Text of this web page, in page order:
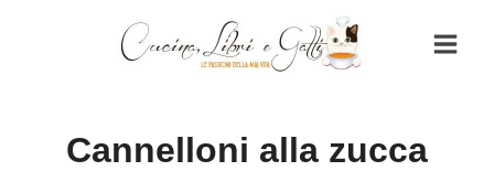
Cannelloni alla zucca